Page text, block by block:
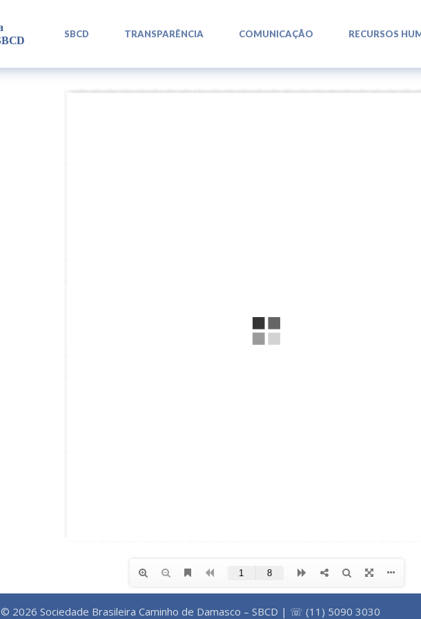
SBCD TRANSPARÊNCIA COMUNICAÇÃO RECURSOS
© 2026 Sociedade Brasileira Caminho de Damasco – SBCD | ☏ (11) 5090 3030